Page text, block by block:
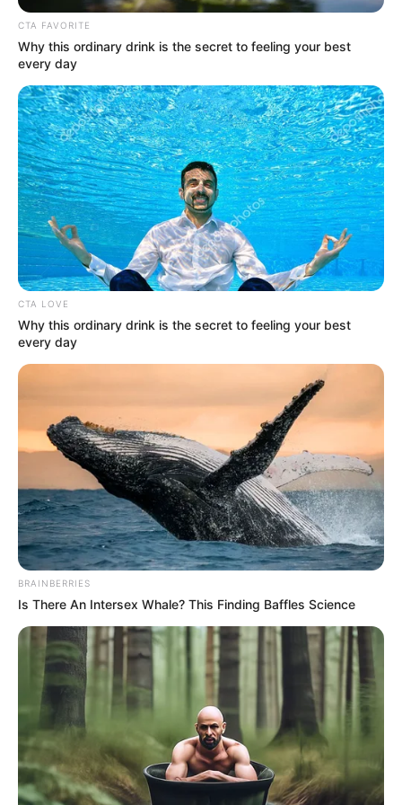
Az első epizód, a Magyar Péteres elég nagyot
megy, főleg a Facebookon, aztán a YouTube-on és
a TikTokon is.
A Partizán videója, amit Dopeman is említ, és
amiben Magyar Péter, a múlt hét szombaton Novák
Katalin köztársasági elnökkel együtt lemondó
Varga Judit volt férje beszél a Fidesz körüli
pedofilbotrányról, Rogán Antalról és Orbán Viktor
politikai-gazdasági rendszerében mutatkozó
törésvonalakról február 11. óta csaknem 1,9 milliós
nézettségnél jár.
Nem Dopeman az első, aki magyar Péterrel
szemben kritikát fogalmazott meg. Kedden Nagy
Feró az rtl.hu-nak azt nyilatkozta, hogy egyáltalán
nem tetszik neki, ahogy a volt igazságügyi
CTA FAVORITE
Why this ordinary drink is the secret to feeling your best
every day
CTA LOVE
Why this ordinary drink is the secret to feeling your best
every day
BRAINBERRIES
Is There An Intersex Whale? This Finding Baffles Science